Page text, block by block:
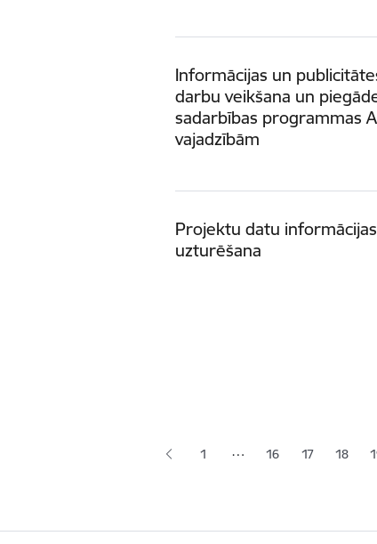
Informācijas un
darbu veikšana un
sadarbības programmas
vajadzībām
Projektu datu
uzturēšana
1 … Lapa
16 Lapa
17 Lapa
18